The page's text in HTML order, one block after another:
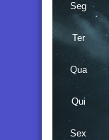
Seg
Ter
Qua
Qui
Sex